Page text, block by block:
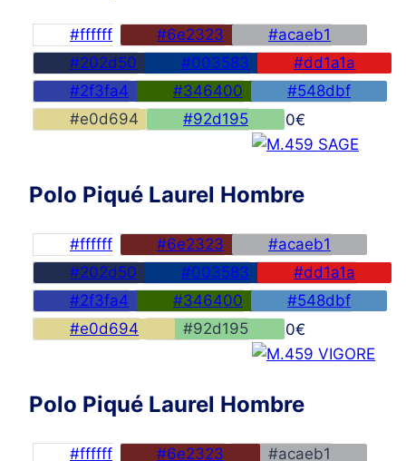
#ffffff #6e2323
#acaeb1
#202d50
#003583
#dd1a1a
#2f3fa4
#346400
#548dbf
#e0d694
#92d195 45,00€
Polo Piqué Laurel Hombre
#ffffff #6e2323
#acaeb1
#202d50
#003583
#dd1a1a
#2f3fa4
#346400
#548dbf
#e0d694
#92d195 45,00€
Polo Piqué Laurel Hombre
#ffffff #6e2323 #acaeb1